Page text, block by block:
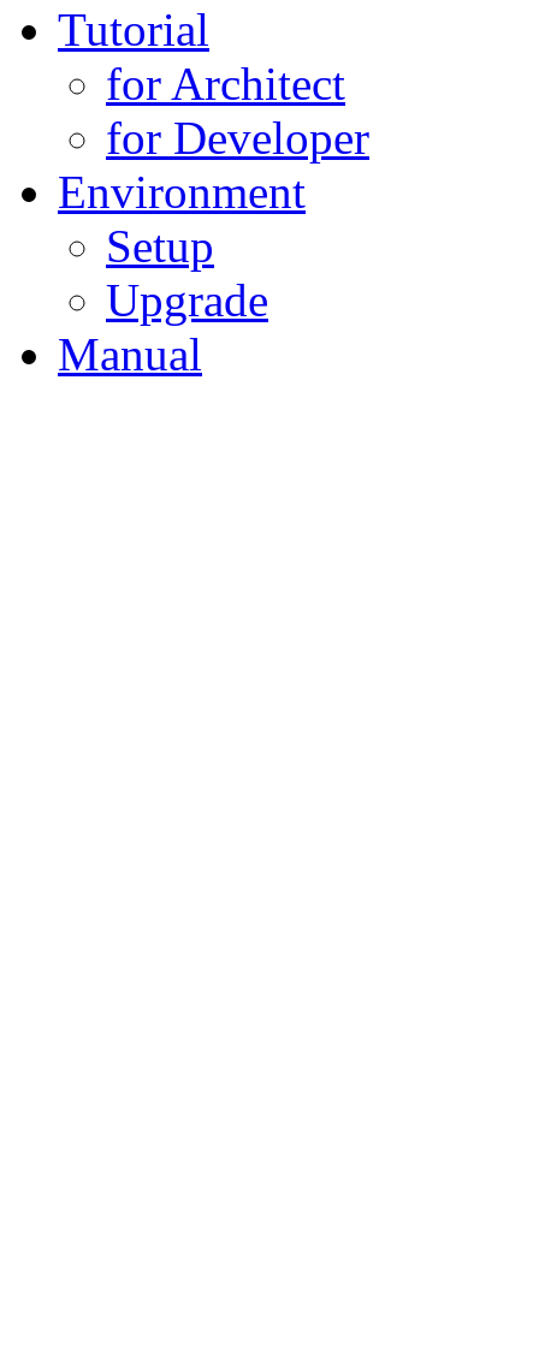
Tutorial
for Architect
for Developer
Environment
Setup
Upgrade
Manual